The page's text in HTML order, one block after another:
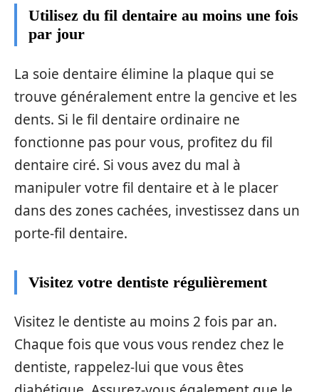
Utilisez du fil dentaire au moins une fois
par jour
La soie dentaire élimine la plaque qui se
trouve généralement entre la gencive et les
dents. Si le fil dentaire ordinaire ne
fonctionne pas pour vous, profitez du fil
dentaire ciré. Si vous avez du mal à
manipuler votre fil dentaire et à le placer
dans des zones cachées, investissez dans un
porte-fil dentaire.
Visitez votre dentiste régulièrement
Visitez le dentiste au moins 2 fois par an.
Chaque fois que vous vous rendez chez le
dentiste, rappelez-lui que vous êtes